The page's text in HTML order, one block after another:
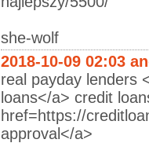
she-wolf
2018-10-09 02:03
real payday lenders
loans</a> credit
href=https://
approval</a>